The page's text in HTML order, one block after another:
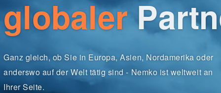
globaler
Ganz gleich, ob Sie in Europa, Asien, Nordamerika oder
anderswo auf der Welt tätig sind - Nemko ist weltweit an
Ihrer Seite.